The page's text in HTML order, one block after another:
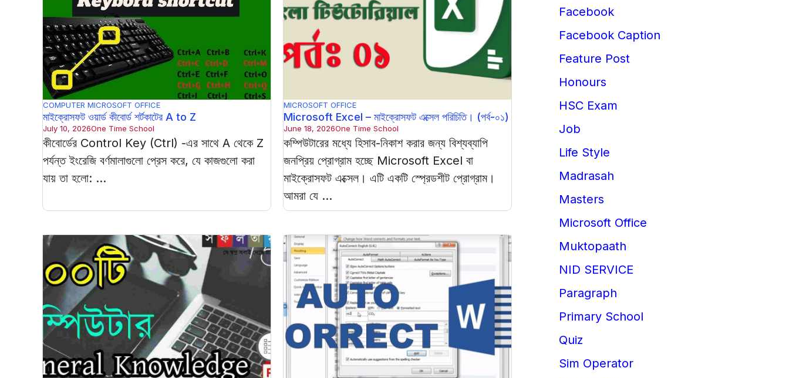
COMPUTER MICROSOFT OFFICE
মাইক্রোসফট ওয়ার্ড কীবোর্ড শর্টকাটের A to Z
July 10, 2026One Time School
কীবোর্ডের Control Key (Ctrl) -এর সাথে A থেকে Z
পর্যন্ত ইংরেজি বর্ণমালাগুলো প্রেস করে, যে কাজগুলো করা
যায় তা হলো: ...
MICROSOFT OFFICE
Microsoft Excel – মাইক্রোসফট এক্সেল পরিচিতি। (পর্ব-০১)
June 18, 2026One Time School
কম্পিউটারের মধ্যে হিসাব-নিকাশ করার জন্য বিশ্যব্যাপি
জনপ্রিয় প্রোগ্রাম হচ্ছে Microsoft Excel বা
মাইক্রোসফট এক্সেল। এটি একটি স্প্রেডশীট প্রোগ্রাম।
আমরা যে ...
Facebook
Facebook Caption
Feature Post
Honours
HSC Exam
Job
Life Style
Madrasah
Masters
Microsoft Office
Muktopaath
NID SERVICE
Paragraph
Primary School
Quiz
Sim Operator